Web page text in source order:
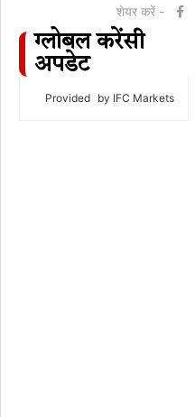
शेयर करें -
ग्लोबल करेंसी
अपडेट
Provided by IFC Markets